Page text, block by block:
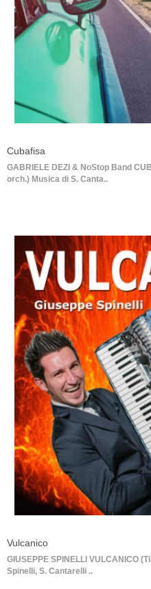
Cubafisa
GABRIELE DEZI & NoStop Band
orch.) Musica di S. Canta..
Vulcanico
GIUSEPPE SPINELLI VULCANICO
Spinelli, S. Cantarelli ..